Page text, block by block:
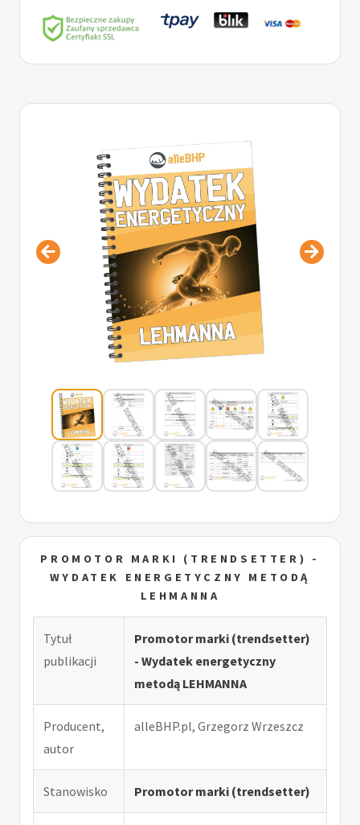
PROMOTOR MARKI (TRENDSETTER) -
WYDATEK ENERGETYCZNY METODĄ
LEHMANNA
Tytuł
publikacji
Promotor marki (trendsetter)
- Wydatek energetyczny
metodą LEHMANNA
Producent,
autor
alleBHP.pl, Grzegorz Wrzeszcz
Stanowisko Promotor marki (trendsetter)